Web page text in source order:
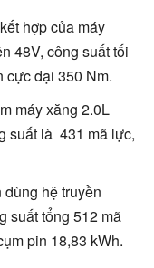
hợp của máy
48V, công suất tối
cực đại 350 Nm.
máy xăng 2.0L
suất là 431 mã lực,
hệ truyền
suất tổng 512 mã
pin 18,83 kWh.